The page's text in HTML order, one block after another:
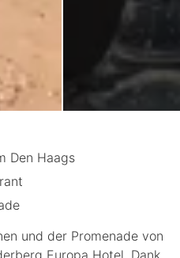
Den Haags
und der Promenade von